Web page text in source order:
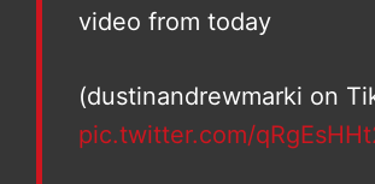
video from today
(dustinandrewmarki on
pic.twitter.com/